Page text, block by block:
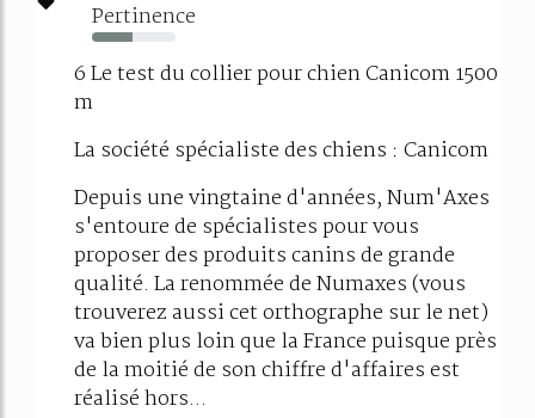
Pertinence
49%
6 Le test du collier pour chien Canicom 1500
m
La société spécialiste des chiens : Canicom
Depuis une vingtaine d'années, Num'Axes
s'entoure de spécialistes pour vous
proposer des produits canins de grande
qualité. La renommée de Numaxes (vous
trouverez aussi cet orthographe sur le net)
va bien plus loin que la France puisque près
de la moitié de son chiffre d'affaires est
réalisé hors...